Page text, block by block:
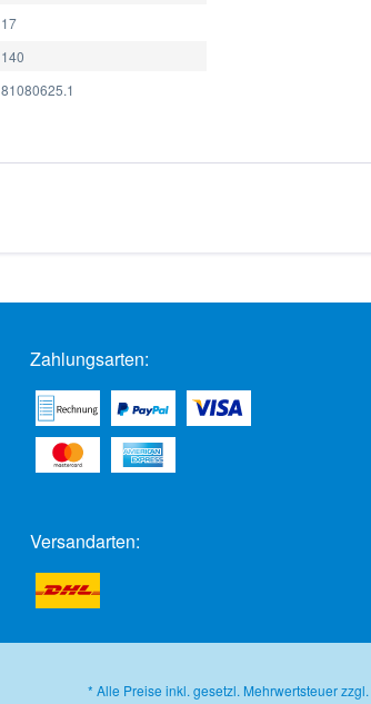
17
140
81080625.1
Zahlungsarten:
Versandarten:
* Alle Preise inkl. gesetzl. Mehrwertsteuer zzgl.